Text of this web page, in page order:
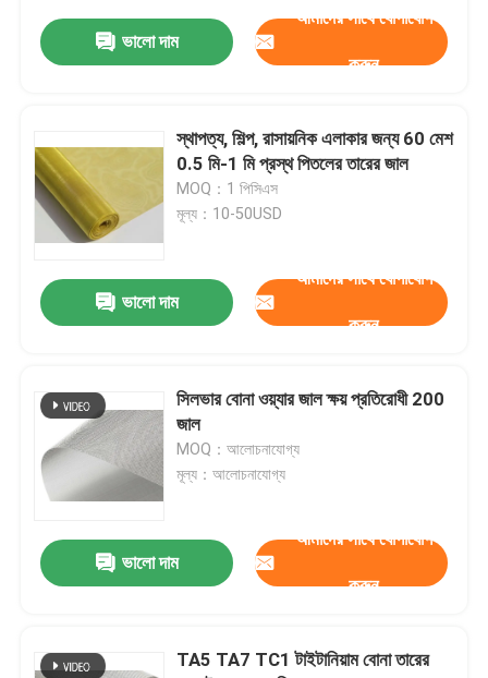
ধাতু নিরাপত্তা জাল
ফিল্টার স্ক্রিন মেশ
ঝালাই ইস্পাত ঝাঁঝরি
গ্যাবিয়ন ঝুড়ি
হেলিডেক সেফটি নেট
খনির স্ক্রিন জাল
খাদ তার
ভালো দাম
আমাদের সাথে যোগাযোগ
করুন
স্থাপত্য, শিল্প, রাসায়নিক এলাকার জন্য 60 মেশ
0.5 মি-1 মি প্রস্থ পিতলের তারের জাল
MOQ：1 পিসিএস
মূল্য：10-50USD
ভালো দাম
আমাদের সাথে যোগাযোগ
করুন
সিলভার বোনা ওয়্যার জাল ক্ষয় প্রতিরোধী 200
জাল
MOQ：আলোচনাযোগ্য
মূল্য：আলোচনাযোগ্য
ভালো দাম
আমাদের সাথে যোগাযোগ
করুন
TA5 TA7 TC1 টাইটানিয়াম বোনা তারের